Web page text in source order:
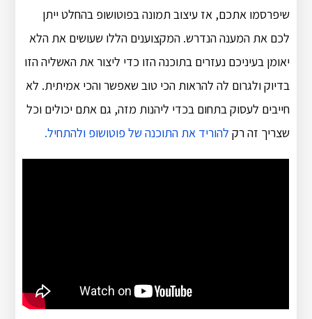
שיפרסמו אתכם, אז עיצוב תמונה בפוטושופ בהחלט ייתן
לכם את המענה הנדרש. המקצוענים הללו שעושים את הלא
יאומן בעיניכם נעזרים בתוכנה הזו כדי ליצור את האשליה הזו
בדיוק ולגרום לה להראות הכי טוב שאפשר והכי אמיתית. לא
חייבים לעסוק בתחום בכדי ליהנות מזה, גם אתם יכולים וכל
שצריך זה רק להוריד את התוכנה של פוטושופ ולהתחיל.